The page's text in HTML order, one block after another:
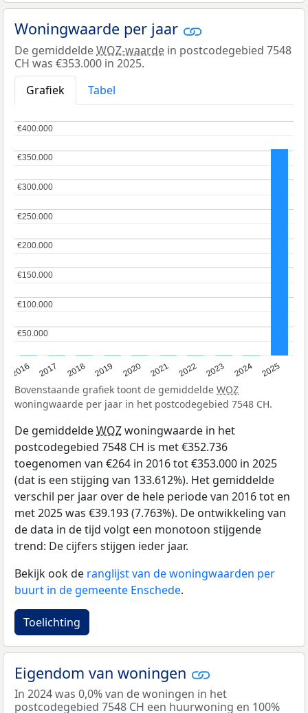
Woningwaarde per jaar
De gemiddeldeWOZ-waarde in postcodegebied 7548
CH was €353.000 in 2025.
Grafiek
Tabel
2016 2017 2018 2019 2020 2021 2022 2023 2024 2025
€50.000
€50.000
€100.000
€100.000
€150.000
€150.000
€200.000
€200.000
€250.000
€250.000
€300.000
€300.000
€350.000
€350.000
€400.000
€400.000
Bovenstaande grafiek toont de gemiddelde WOZ
woningwaarde per jaar in het postcodegebied 7548 CH.
De gemiddeldeWOZwoningwaarde in het
postcodegebied 7548 CH is met €352.736
toegenomen van €264 in 2016 tot €353.000 in 2025
(dat is een stijging van 133.612%). Het gemiddelde
verschil per jaar over de hele periode van 2016 tot en
met 2025 was €39.193 (7.763%). De ontwikkeling van
de data in de tijd volgt een monotoon stijgende
trend: De cijfers stijgen ieder jaar.
Bekijk ook de ranglijst van de woningwaarden per
buurt in de gemeente Enschede.
Toelichting
Eigendom van woningen
In 2024 was 0,0% van de woningen in het
postcodegebied 7548 CH een huurwoning en 100%